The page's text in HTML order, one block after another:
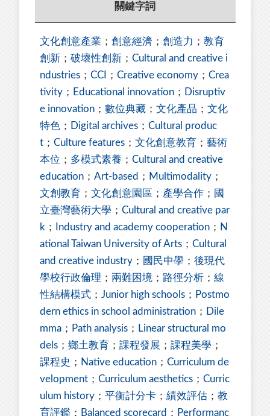
關鍵字詞
文化創意產業 ； 創意經濟 ； 創造力 ； 教育
創新 ； 破壞性創新 ； Cultural and creative i
ndustries ； CCI ； Creative economy ； Crea
tivity ； Educational innovation ； Disruptiv
e innovation ； 數位典藏 ； 文化產品 ； 文化
特色 ； Digital archives ； Cultural produc
t ； Culture features ； 文化創意教育 ； 藝術
本位 ； 多模式素養 ； Cultural and creative
education ； Art-based ； Multimodality ；
文創教育 ； 文化創意園區 ； 產學合作 ； 國
立臺灣藝術大學 ； Cultural and creative par
k ； Industry and academy cooperation ； N
ational Taiwan University of Arts ； Cultural
and creative industry ； 國民中學 ； 後現代
學校行政倫理 ； 兩難困境 ； 路徑分析 ； 線
性結構模式 ； Junior high schools ； Postmo
dern ethics in school administration ； Dile
mma ； Path analysis ； Linear structural mo
dels ； 鄉土教育 ； 課程發展 ； 課程美學 ；
課程史 ； Native education ； Curriculum de
velopment ； Curriculum aesthetics ； Curric
ulum history ； 平衡計分卡 ； 績效評估 ； 教
育評鑑 ； Balanced scorecard ； Performanc